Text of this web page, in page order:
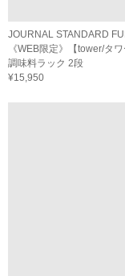
《WEB限定》【tower/タ
調味料ラック 2段
¥15,950